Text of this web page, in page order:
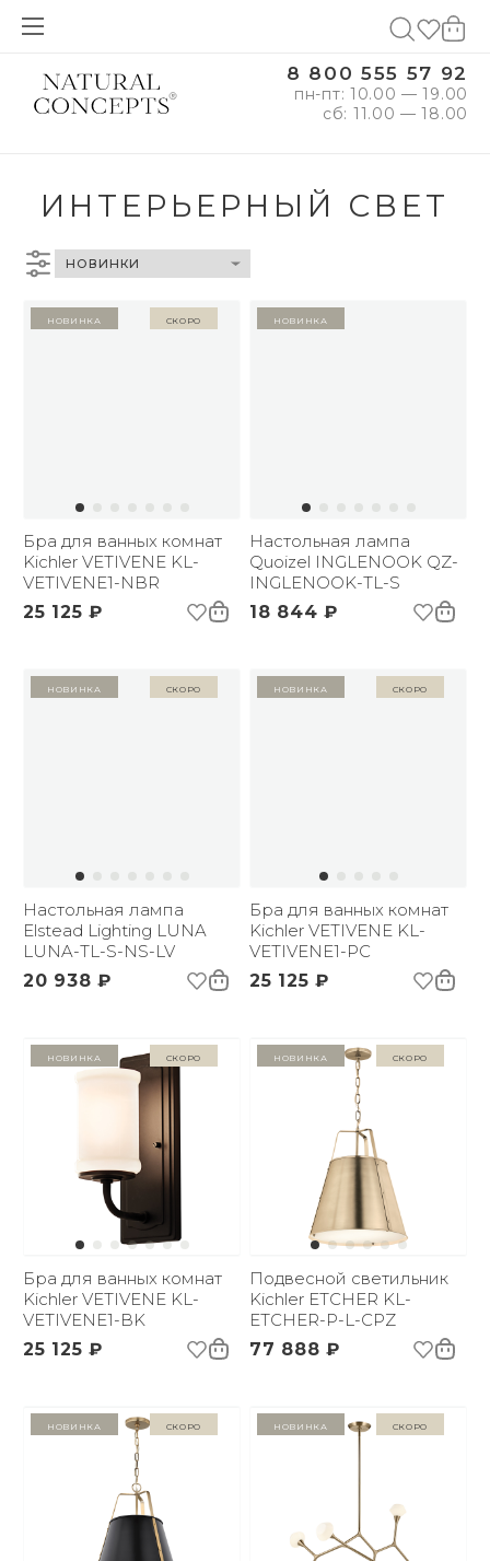
8 800 555 57 92
пн-пт: 10.00 — 19.00
сб: 11.00 — 18.00
ИНТЕРЬЕРНЫЙ СВЕТ
Новинка Скоро
Бра для ванных комнат
Kichler VETIVENE KL-
VETIVENE1-NBR
25 125 ₽
Новинка
Настольная лампа
Quoizel INGLENOOK QZ-
INGLENOOK-TL-S
18 844 ₽
Новинка Скоро
Настольная лампа
Elstead Lighting LUNA
LUNA-TL-S-NS-LV
20 938 ₽
Новинка Скоро
Бра для ванных комнат
Kichler VETIVENE KL-
VETIVENE1-PC
25 125 ₽
Новинка Скоро
Бра для ванных комнат
Kichler VETIVENE KL-
VETIVENE1-BK
25 125 ₽
Новинка Скоро
Подвесной светильник
Kichler ETCHER KL-
ETCHER-P-L-CPZ
77 888 ₽
Новинка Скоро Новинка Скоро